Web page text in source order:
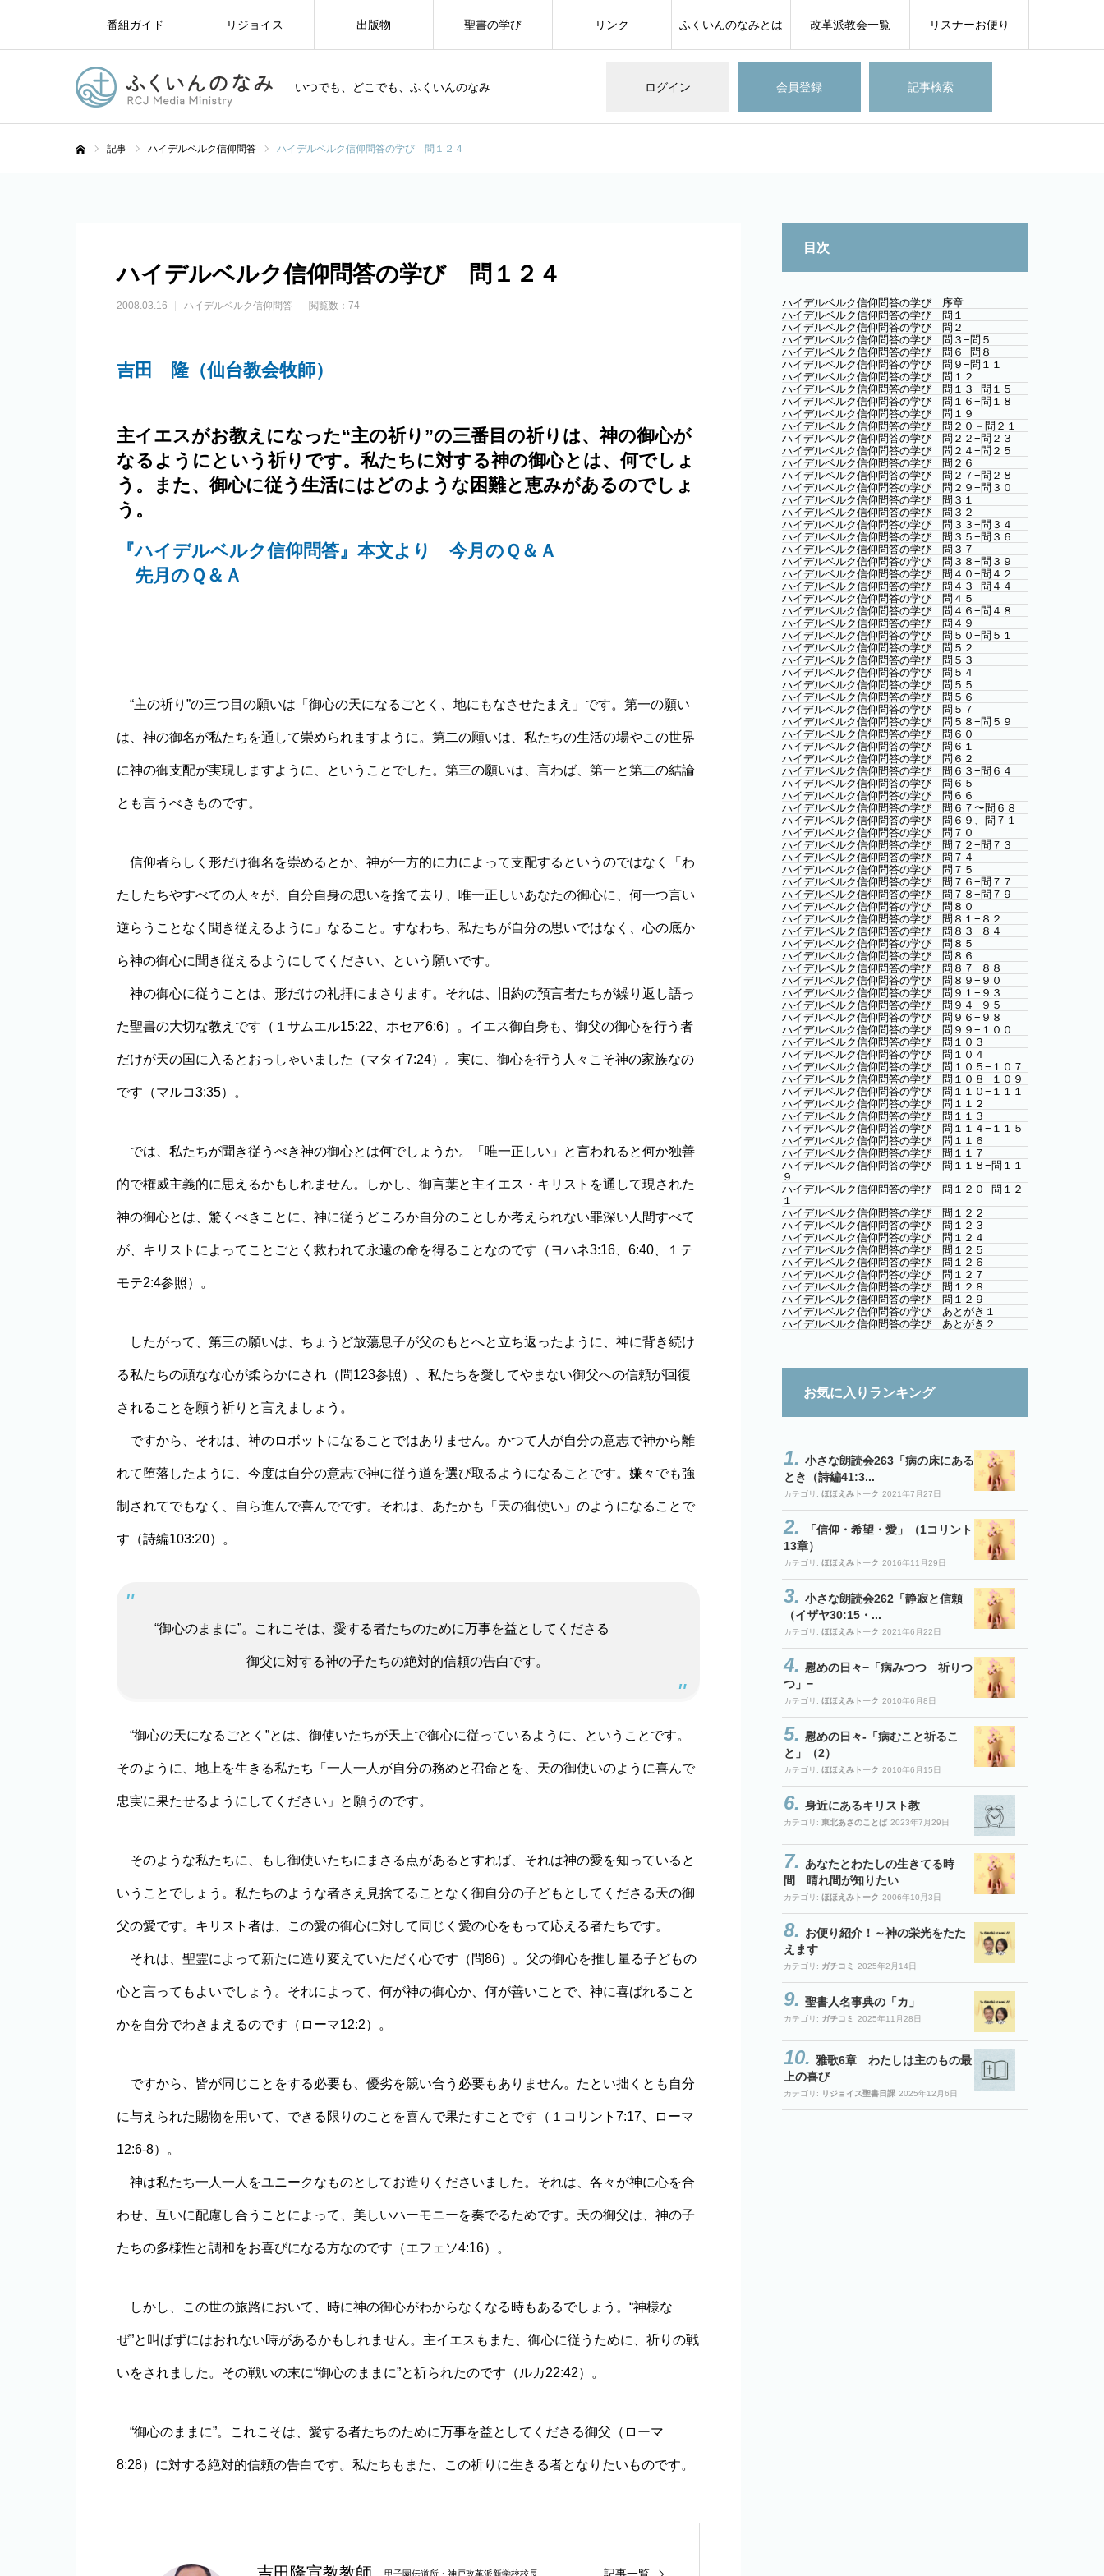
いつでも、どこでも、ふくいんのなみ ログイン 会員登録 記事検索
番組ガイド リジョイス 出版物 聖書の学び リンク ふくいんのなみとは 改革派教会一覧 リスナーお便り
記事 ハイデルベルク信仰問答 ハイデルベルク信仰問答の学び 問１２４
ハイデルベルク信仰問答の学び 問１２４
2008.03.16 ハイデルベルク信仰問答 閲覧数：74
吉田 隆（仙台教会牧師）
主イエスがお教えになった“主の祈り”の三番目の祈りは、神の御心が
なるようにという祈りです。私たちに対する神の御心とは、何でしょ
う。また、御心に従う生活にはどのような困難と恵みがあるのでしょ
う。
『ハイデルベルク信仰問答』本文より 今月のＱ＆Ａ
先月のＱ＆Ａ
“主の祈り”の三つ目の願いは「御心の天になるごとく、地にもなさせたまえ」です。第一の願い
は、神の御名が私たちを通して崇められますように。第二の願いは、私たちの生活の場やこの世界
に神の御支配が実現しますように、ということでした。第三の願いは、言わば、第一と第二の結論
とも言うべきものです。
信仰者らしく形だけ御名を崇めるとか、神が一方的に力によって支配するというのではなく「わ
たしたちやすべての人々が、自分自身の思いを捨て去り、唯一正しいあなたの御心に、何一つ言い
逆らうことなく聞き従えるように」なること。すなわち、私たちが自分の思いではなく、心の底か
ら神の御心に聞き従えるようにしてください、という願いです。
神の御心に従うことは、形だけの礼拝にまさります。それは、旧約の預言者たちが繰り返し語っ
た聖書の大切な教えです（１サムエル15:22、ホセア6:6）。イエス御自身も、御父の御心を行う者
だけが天の国に入るとおっしゃいました（マタイ7:24）。実に、御心を行う人々こそ神の家族なの
です（マルコ3:35）。
では、私たちが聞き従うべき神の御心とは何でしょうか。「唯一正しい」と言われると何か独善
的で権威主義的に思えるかもしれません。しかし、御言葉と主イエス・キリストを通して現された
神の御心とは、驚くべきことに、神に従うどころか自分のことしか考えられない罪深い人間すべて
が、キリストによってことごとく救われて永遠の命を得ることなのです（ヨハネ3:16、6:40、１テ
モテ2:4参照）。
したがって、第三の願いは、ちょうど放蕩息子が父のもとへと立ち返ったように、神に背き続け
る私たちの頑なな心が柔らかにされ（問123参照）、私たちを愛してやまない御父への信頼が回復
されることを願う祈りと言えましょう。
ですから、それは、神のロボットになることではありません。かつて人が自分の意志で神から離
れて堕落したように、今度は自分の意志で神に従う道を選び取るようになることです。嫌々でも強
制されてでもなく、自ら進んで喜んでです。それは、あたかも「天の御使い」のようになることで
す（詩編103:20）。
“御心のままに”。これこそは、愛する者たちのために万事を益としてくださる
御父に対する神の子たちの絶対的信頼の告白です。
“御心の天になるごとく”とは、御使いたちが天上で御心に従っているように、ということです。
そのように、地上を生きる私たち「一人一人が自分の務めと召命とを、天の御使いのように喜んで
忠実に果たせるようにしてください」と願うのです。
そのような私たちに、もし御使いたちにまさる点があるとすれば、それは神の愛を知っていると
いうことでしょう。私たちのような者さえ見捨てることなく御自分の子どもとしてくださる天の御
父の愛です。キリスト者は、この愛の御心に対して同じく愛の心をもって応える者たちです。
それは、聖霊によって新たに造り変えていただく心です（問86）。父の御心を推し量る子どもの
心と言ってもよいでしょう。それによって、何が神の御心か、何が善いことで、神に喜ばれること
かを自分でわきまえるのです（ローマ12:2）。
ですから、皆が同じことをする必要も、優劣を競い合う必要もありません。たとい拙くとも自分
に与えられた賜物を用いて、できる限りのことを喜んで果たすことです（１コリント7:17、ローマ
12:6-8）。
神は私たち一人一人をユニークなものとしてお造りくださいました。それは、各々が神に心を合
わせ、互いに配慮し合うことによって、美しいハーモニーを奏でるためです。天の御父は、神の子
たちの多様性と調和をお喜びになる方なのです（エフェソ4:16）。
しかし、この世の旅路において、時に神の御心がわからなくなる時もあるでしょう。“神様な
ぜ”と叫ばずにはおれない時があるかもしれません。主イエスもまた、御心に従うために、祈りの戦
いをされました。その戦いの末に“御心のままに”と祈られたのです（ルカ22:42）。
“御心のままに”。これこそは、愛する者たちのために万事を益としてくださる御父（ローマ
8:28）に対する絶対的信頼の告白です。私たちもまた、この祈りに生きる者となりたいものです。
甲子園伝道所・神戸改革派新学校校長
目次
ハイデルベルク信仰問答の学び 序章
ハイデルベルク信仰問答の学び 問１
ハイデルベルク信仰問答の学び 問２
ハイデルベルク信仰問答の学び 問３−問５
ハイデルベルク信仰問答の学び 問６−問８
ハイデルベルク信仰問答の学び 問９−問１１
ハイデルベルク信仰問答の学び 問１２
ハイデルベルク信仰問答の学び 問１３−問１５
ハイデルベルク信仰問答の学び 問１６−問１８
ハイデルベルク信仰問答の学び 問１９
ハイデルベルク信仰問答の学び 問２０－問２１
ハイデルベルク信仰問答の学び 問２２−問２３
ハイデルベルク信仰問答の学び 問２４−問２５
ハイデルベルク信仰問答の学び 問２６
ハイデルベルク信仰問答の学び 問２７−問２８
ハイデルベルク信仰問答の学び 問２９−問３０
ハイデルベルク信仰問答の学び 問３１
ハイデルベルク信仰問答の学び 問３２
ハイデルベルク信仰問答の学び 問３３−問３４
ハイデルベルク信仰問答の学び 問３５−問３６
ハイデルベルク信仰問答の学び 問３７
ハイデルベルク信仰問答の学び 問３８−問３９
ハイデルベルク信仰問答の学び 問４０−問４２
ハイデルベルク信仰問答の学び 問４３−問４４
ハイデルベルク信仰問答の学び 問４５
ハイデルベルク信仰問答の学び 問４６−問４８
ハイデルベルク信仰問答の学び 問４９
ハイデルベルク信仰問答の学び 問５０−問５１
ハイデルベルク信仰問答の学び 問５２
ハイデルベルク信仰問答の学び 問５３
ハイデルベルク信仰問答の学び 問５４
ハイデルベルク信仰問答の学び 問５５
ハイデルベルク信仰問答の学び 問５６
ハイデルベルク信仰問答の学び 問５７
ハイデルベルク信仰問答の学び 問５８−問５９
ハイデルベルク信仰問答の学び 問６０
ハイデルベルク信仰問答の学び 問６１
ハイデルベルク信仰問答の学び 問６２
ハイデルベルク信仰問答の学び 問６３−問６４
ハイデルベルク信仰問答の学び 問６５
ハイデルベルク信仰問答の学び 問６６
ハイデルベルク信仰問答の学び 問６７〜問６８
ハイデルベルク信仰問答の学び 問６９、問７１
ハイデルベルク信仰問答の学び 問７０
ハイデルベルク信仰問答の学び 問７２−問７３
ハイデルベルク信仰問答の学び 問７４
ハイデルベルク信仰問答の学び 問７５
ハイデルベルク信仰問答の学び 問７６−問７７
ハイデルベルク信仰問答の学び 問７８−問７９
ハイデルベルク信仰問答の学び 問８０
ハイデルベルク信仰問答の学び 問８１−８２
ハイデルベルク信仰問答の学び 問８３−８４
ハイデルベルク信仰問答の学び 問８５
ハイデルベルク信仰問答の学び 問８６
ハイデルベルク信仰問答の学び 問８７−８８
ハイデルベルク信仰問答の学び 問８９−９０
ハイデルベルク信仰問答の学び 問９１−９３
ハイデルベルク信仰問答の学び 問９４−９５
ハイデルベルク信仰問答の学び 問９６−９８
ハイデルベルク信仰問答の学び 問９９−１００
ハイデルベルク信仰問答の学び 問１０３
ハイデルベルク信仰問答の学び 問１０４
ハイデルベルク信仰問答の学び 問１０５−１０７
ハイデルベルク信仰問答の学び 問１０８−１０９
ハイデルベルク信仰問答の学び 問１１０−１１１
ハイデルベルク信仰問答の学び 問１１２
ハイデルベルク信仰問答の学び 問１１３
ハイデルベルク信仰問答の学び 問１１４−１１５
ハイデルベルク信仰問答の学び 問１１６
ハイデルベルク信仰問答の学び 問１１７
ハイデルベルク信仰問答の学び 問１１８−問１１
９
ハイデルベルク信仰問答の学び 問１２０−問１２
１
ハイデルベルク信仰問答の学び 問１２２
ハイデルベルク信仰問答の学び 問１２３
ハイデルベルク信仰問答の学び 問１２４
ハイデルベルク信仰問答の学び 問１２５
ハイデルベルク信仰問答の学び 問１２６
ハイデルベルク信仰問答の学び 問１２７
ハイデルベルク信仰問答の学び 問１２８
ハイデルベルク信仰問答の学び 問１２９
ハイデルベルク信仰問答の学び あとがき１
ハイデルベルク信仰問答の学び あとがき２
お気に入りランキング
小さな朗読会263「病の床にある
とき（詩編41:3...
カテゴリ: ほほえみトーク 2021年7月27日
「信仰・希望・愛」（1コリント
13章）
カテゴリ: ほほえみトーク 2016年11月29日
小さな朗読会262「静寂と信頼
（イザヤ30:15・...
カテゴリ: ほほえみトーク 2021年6月22日
慰めの日々−「病みつつ 祈りつ
つ」−
カテゴリ: ほほえみトーク 2010年6月8日
慰めの日々-「病むこと祈るこ
と」（2）
カテゴリ: ほほえみトーク 2010年6月15日
身近にあるキリスト教
カテゴリ: 東北あさのことば 2023年7月29日
あなたとわたしの生きてる時
間 晴れ間が知りたい
カテゴリ: ほほえみトーク 2006年10月3日
お便り紹介！～神の栄光をたた
えます
カテゴリ: ガチコミ 2025年2月14日
聖書人名事典の「カ」
カテゴリ: ガチコミ 2025年11月28日
雅歌6章 わたしは主のもの最
上の喜び
カテゴリ: リジョイス聖書日課 2025年12月6日